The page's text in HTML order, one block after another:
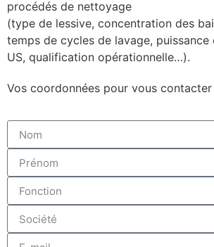
procédés de nettoyage
(type de lessive, concentration des
temps de cycles de lavage,
US, qualification opérationnelle…).
Vos coordonnées pour vous contacter